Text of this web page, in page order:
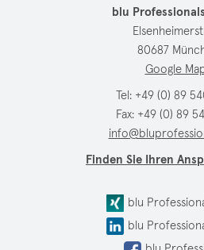
blu
80687
Google
Tel: +49 (0) 89
Fax: +49 (0) 89
Finden Sie Ihren
blu
blu